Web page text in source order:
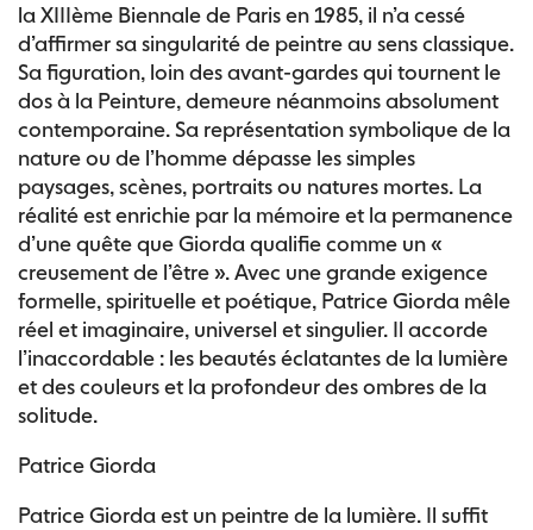
la XIIIème Biennale de Paris en 1985, il n’a cessé
d’affirmer sa singularité de peintre au sens classique.
Sa figuration, loin des avant-gardes qui tournent le
dos à la Peinture, demeure néanmoins absolument
contemporaine. Sa représentation symbolique de la
nature ou de l’homme dépasse les simples
paysages, scènes, portraits ou natures mortes. La
réalité est enrichie par la mémoire et la permanence
d’une quête que Giorda qualifie comme un «
creusement de l’être ». Avec une grande exigence
formelle, spirituelle et poétique, Patrice Giorda mêle
réel et imaginaire, universel et singulier. Il accorde
l’inaccordable : les beautés éclatantes de la lumière
et des couleurs et la profondeur des ombres de la
solitude.
Patrice Giorda
Patrice Giorda est un peintre de la lumière. Il suffit